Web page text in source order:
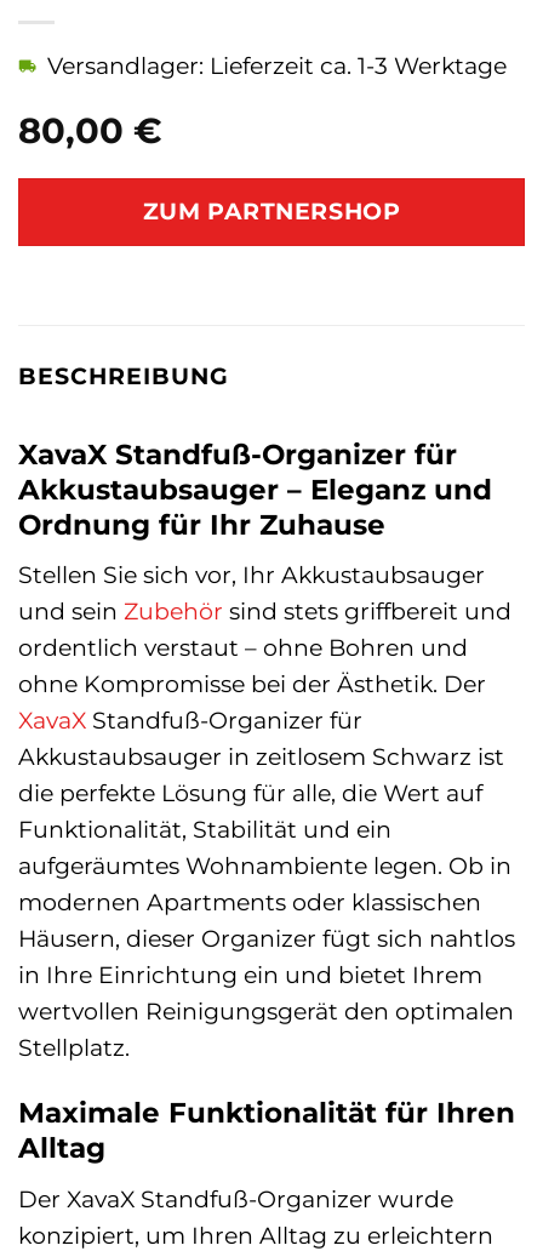
80,00 €
Versandlager: Lieferzeit ca. 1-3 Werktage
ZUM PARTNERSHOP
BESCHREIBUNG
XavaX Standfuß-Organizer für
Akkustaubsauger – Eleganz und
Ordnung für Ihr Zuhause
Stellen Sie sich vor, Ihr Akkustaubsauger
und sein Zubehör sind stets griffbereit und
ordentlich verstaut – ohne Bohren und
ohne Kompromisse bei der Ästhetik. Der
XavaX Standfuß-Organizer für
Akkustaubsauger in zeitlosem Schwarz ist
die perfekte Lösung für alle, die Wert auf
Funktionalität, Stabilität und ein
aufgeräumtes Wohnambiente legen. Ob in
modernen Apartments oder klassischen
Häusern, dieser Organizer fügt sich nahtlos
in Ihre Einrichtung ein und bietet Ihrem
wertvollen Reinigungsgerät den optimalen
Stellplatz.
Maximale Funktionalität für Ihren
Alltag
Der XavaX Standfuß-Organizer wurde
konzipiert, um Ihren Alltag zu erleichtern